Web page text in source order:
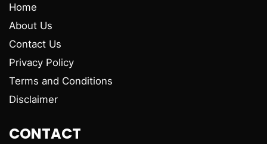
Home
About Us
Contact Us
Privacy Policy
Terms and Conditions
Disclaimer
CONTACT